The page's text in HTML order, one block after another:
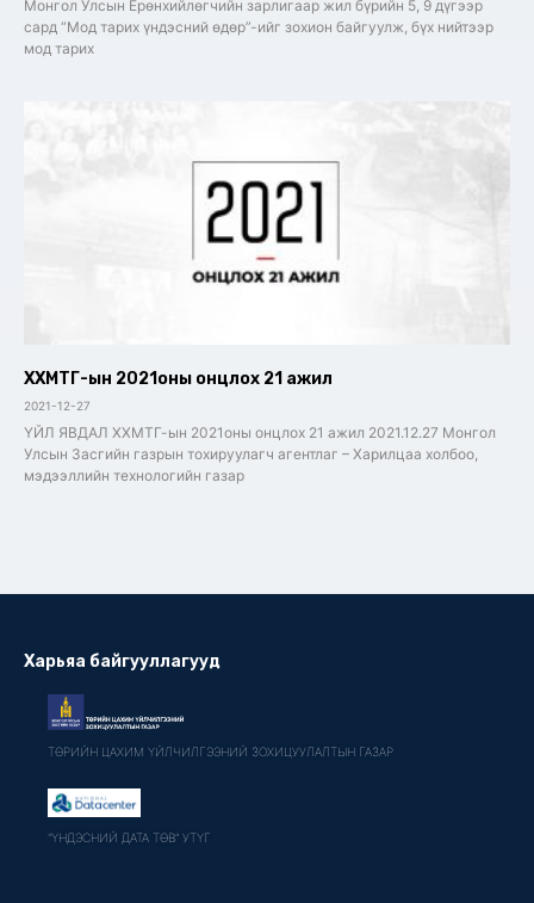
Монгол Улсын Ерөнхийлөгчийн зарлигаар жил бүрийн 5, 9 дүгээр
сард “Мод тарих үндэсний өдөр”-ийг зохион байгуулж, бүх нийтээр
мод тарих
ХХМТГ-ын 2021оны онцлох 21 ажил
2021-12-27
ҮЙЛ ЯВДАЛ ХХМТГ-ын 2021оны онцлох 21 ажил 2021.12.27 Монгол
Улсын Засгийн газрын тохируулагч агентлаг – Харилцаа холбоо,
мэдээллийн технологийн газар
Харьяа байгууллагууд
ТӨРИЙН ЦАХИМ ҮЙЛЧИЛГЭЭНИЙ ЗОХИЦУУЛАЛТЫН ГАЗАР
"ҮНДЭСНИЙ ДАТА ТӨВ" УТҮГ